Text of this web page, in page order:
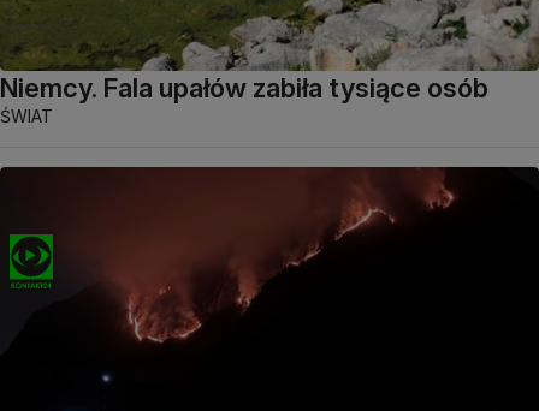
Niemcy. Fala upałów zabiła tysiące osób
ŚWIAT